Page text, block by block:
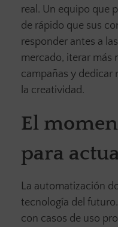
real. Un equipo que
de rápido que sus
responder antes a
mercado, iterar más
campañas y dedicar
la creatividad.
El
para
La automatización
tecnología del
con casos de uso